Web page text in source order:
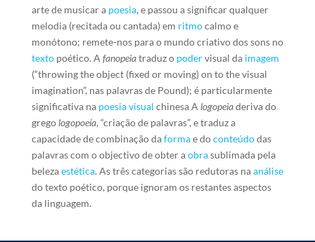
arte de musicar a poesia, e passou a significar qualquer
melodia (recitada ou cantada) em ritmocalmo e
monótono; remete-nos para o mundo criativo dos sons no
textopoético. A fanopeiatraduz o podervisual da imagem
(“throwing the object (fixed or moving) on to the visual
imagination”, nas palavras de Pound); é particularmente
significativa na poesia visual chinesa A logopeiaderiva do
gregologopoeía, “criação de palavras”, e traduz a
capacidade de combinação daformae doconteúdodas
palavras com o objectivo de obter aobrasublimada pela
belezaestética. As três categorias são redutoras naanálise
do texto poético, porque ignoram os restantes aspectos
da linguagem.